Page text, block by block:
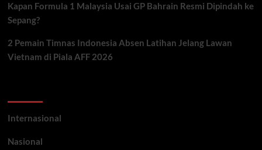
Kapan Formula 1 Malaysia Usai GP Bahrain Resmi Dipindah ke
Sepang?
2 Pemain Timnas Indonesia Absen Latihan Jelang Lawan
Vietnam di Piala AFF 2026
Internasional
Nasional